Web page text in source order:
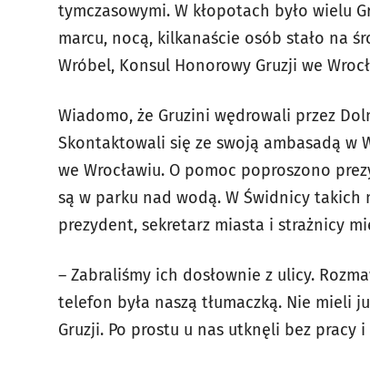
tymczasowymi. W kłopotach było wielu
marcu, nocą, kilkanaście osób stało na
Wróbel, Konsul Honorowy Gruzji we
Wiadomo, że Gruzini wędrowali przez
Skontaktowali się ze swoją ambasadą w
we Wrocławiu. O pomoc poproszono
są w parku nad wodą. W Świdnicy takich
prezydent, sekretarz miasta i strażnicy
– Zabraliśmy ich dosłownie z ulicy.
telefon była naszą tłumaczką. Nie mieli
Gruzji. Po prostu u nas utknęli bez pracy